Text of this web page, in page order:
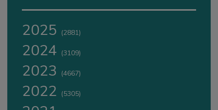
2025 (2881)
2024 (3109)
2023 (4667)
2022 (5305)